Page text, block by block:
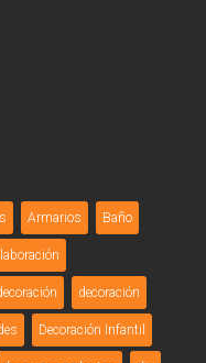
Armarios Baño
decoración
Decoración Infantil